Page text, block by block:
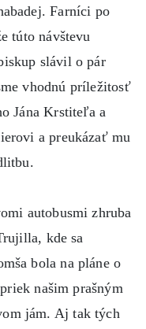
Farníci po
túto návštevu
slávil o pár
vhodnú príležitosť
Jána Krstiteľa a
a preukázať mu
autobusmi zhruba
kde sa
bola na pláne o
našim prašným
jám. Aj tak tých